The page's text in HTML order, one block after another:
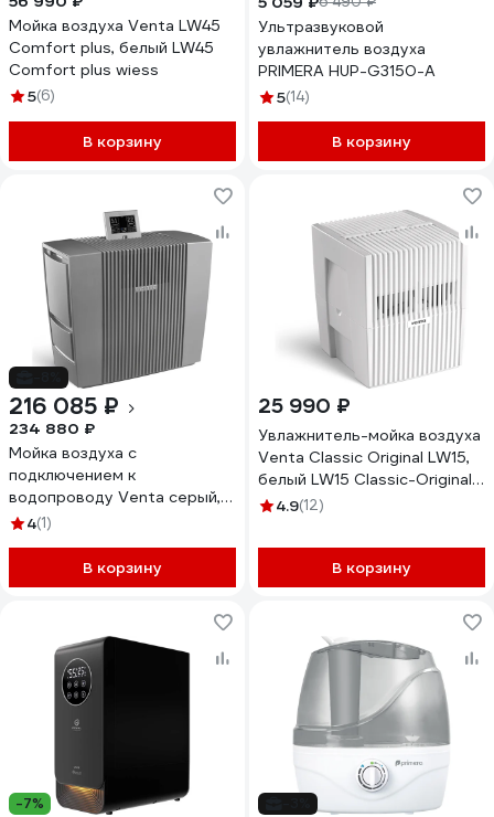
Мойка воздуха Venta LW45
Comfort plus, белый LW45
Comfort plus wiess
5(6)
В корзину
Ультразвуковой
увлажнитель воздуха
PRIMERA HUP-G3150-A
5(14)
В корзину
216 085 ₽
234 880 ₽
Мойка воздуха с
подключением к
водопроводу Venta серый,
LW62 WiFi grau
4(1)
В корзину
25 990 ₽
Увлажнитель-мойка воздуха
Venta Classic Original LW15,
белый LW15 Classic-Original
white
4.9(12)
В корзину
-7%